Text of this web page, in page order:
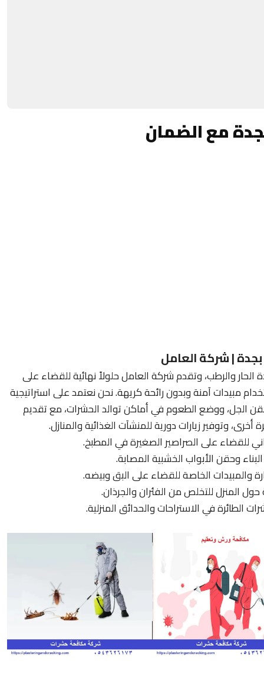
مع الضمان
| شركة العامل
والرطب، وتقدم شركة العامل حلولاً نهائية للقضاء على
مبيدات آمنة وبدون رائحة كريهة. نحن نعتمد على استراتيجية
الجل، ووضع الطعوم في أماكن توالد الحشرات، مع تقديم
للقضاء على الصراصير الصغيرة في المطبخ.
وحقن الأبواب الخشبية المصابة.
والمبيدات الخاصة للقضاء على البق وبيضه.
المنزل للتخلص من الفئران والجرذان.
الطائرة في الاستراحات والحدائق المنزلية.